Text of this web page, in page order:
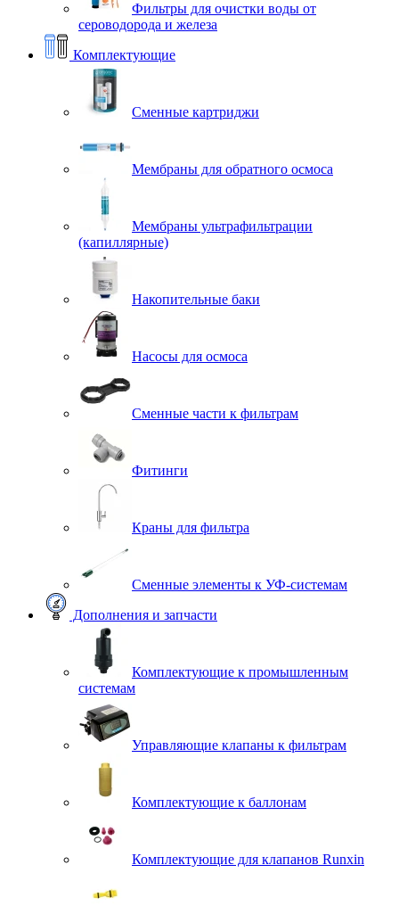
Фильтры для очистки воды от
сероводорода и железа
Комплектующие
Сменные картриджи
Мембраны для обратного осмоса
Мембраны ультрафильтрации
(капиллярные)
Накопительные баки
Насосы для осмоса
Сменные части к фильтрам
Фитинги
Краны для фильтра
Сменные элементы к УФ-системам
Дополнения и запчасти
Комплектующие к промышленным
системам
Управляющие клапаны к фильтрам
Комплектующие к баллонам
Комплектующие для клапанов Runxin